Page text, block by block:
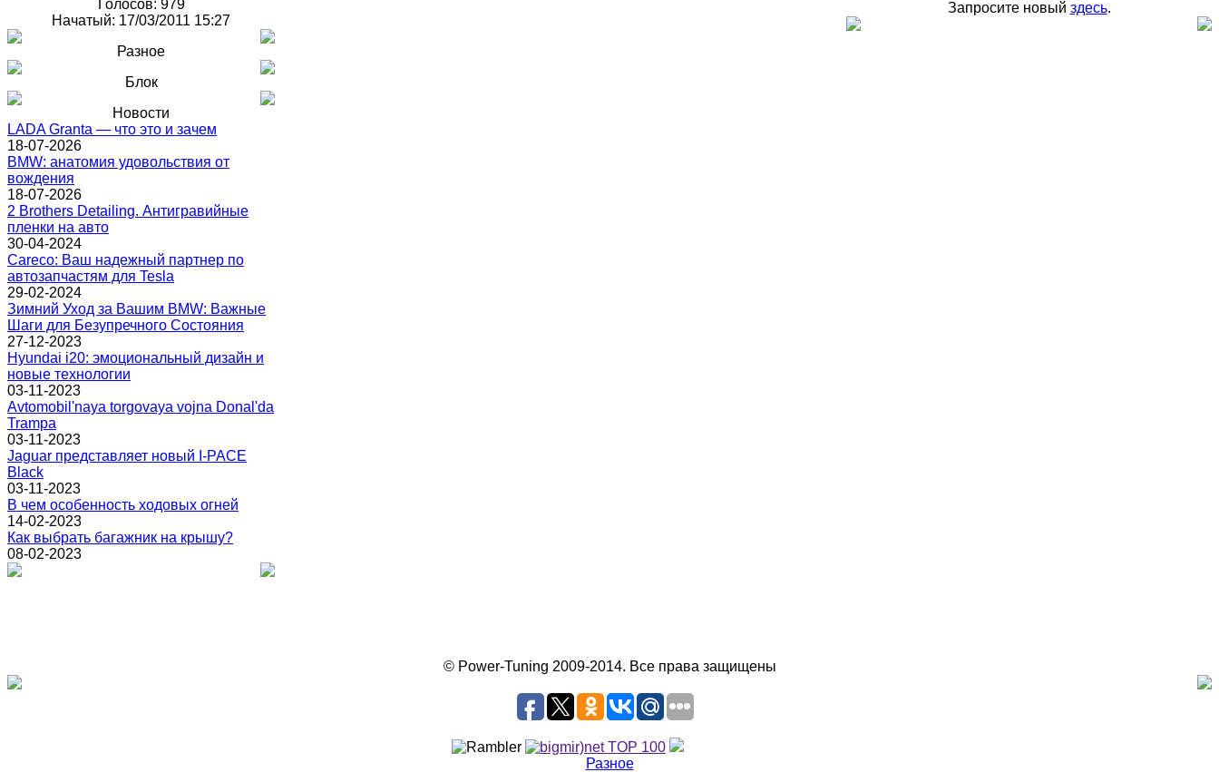
Голосов: 979
Начатый: 17/03/2011 15:27
Разное
Блок
Новости
LADA Granta — что это и зачем
18-07-2026
BMW: анатомия удовольствия от
вождения
18-07-2026
2 Brothers Detailing. Антигравийные
пленки на авто
30-04-2024
Careco: Ваш надежный партнер по
автозапчастям для Tesla
29-02-2024
Зимний Уход за Вашим BMW: Важные
Шаги для Безупречного Состояния
27-12-2023
Hyundai i20: эмоциональный дизайн и
новые технологии
03-11-2023
Avtomobil'naya torgovaya vojna Donal'da
Trampa
03-11-2023
Jaguar представляет новый I-PACE
Black
03-11-2023
В чем особенность ходовых огней
14-02-2023
Как выбрать багажник на крышу?
08-02-2023
Запросите новый здесь.
© Power-Tuning 2009-2014. Все права защищены
Разное